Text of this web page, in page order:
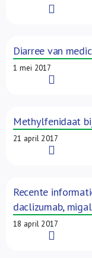
Diarree van
1 mei 2017
Methylfenidaat
21 april 2017
Recente
daclizumab,
18 april 2017